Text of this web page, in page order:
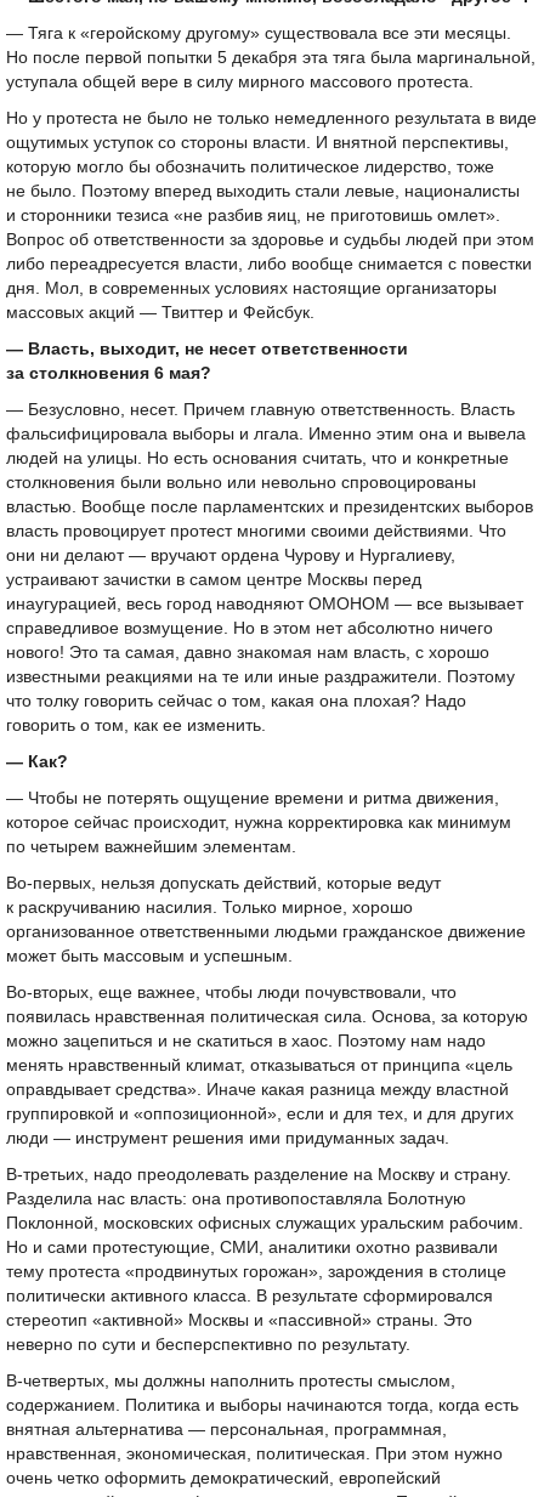
— Тяга к «геройскому другому» существовала все эти месяцы.
Но после первой попытки 5 декабря эта тяга была маргинальной,
уступала общей вере в силу мирного массового протеста.
Но у протеста не было не только немедленного результата в виде
ощутимых уступок со стороны власти. И внятной перспективы,
которую могло бы обозначить политическое лидерство, тоже
не было. Поэтому вперед выходить стали левые, националисты
и сторонники тезиса «не разбив яиц, не приготовишь омлет».
Вопрос об ответственности за здоровье и судьбы людей при этом
либо переадресуется власти, либо вообще снимается с повестки
дня. Мол, в современных условиях настоящие организаторы
массовых акций — Твиттер и Фейсбук.
— Власть, выходит, не несет ответственности
за столкновения 6 мая?
— Безусловно, несет. Причем главную ответственность. Власть
фальсифицировала выборы и лгала. Именно этим она и вывела
людей на улицы. Но есть основания считать, что и конкретные
столкновения были вольно или невольно спровоцированы
властью. Вообще после парламентских и президентских выборов
власть провоцирует протест многими своими действиями. Что
они ни делают — вручают ордена Чурову и Нургалиеву,
устраивают зачистки в самом центре Москвы перед
инаугурацией, весь город наводняют ОМОНОМ — все вызывает
справедливое возмущение. Но в этом нет абсолютно ничего
нового! Это та самая, давно знакомая нам власть, с хорошо
известными реакциями на те или иные раздражители. Поэтому
что толку говорить сейчас о том, какая она плохая? Надо
говорить о том, как ее изменить.
— Как?
— Чтобы не потерять ощущение времени и ритма движения,
которое сейчас происходит, нужна корректировка как минимум
по четырем важнейшим элементам.
Во-первых, нельзя допускать действий, которые ведут
к раскручиванию насилия. Только мирное, хорошо
организованное ответственными людьми гражданское движение
может быть массовым и успешным.
Во-вторых, еще важнее, чтобы люди почувствовали, что
появилась нравственная политическая сила. Основа, за которую
можно зацепиться и не скатиться в хаос. Поэтому нам надо
менять нравственный климат, отказываться от принципа «цель
оправдывает средства». Иначе какая разница между властной
группировкой и «оппозиционной», если и для тех, и для других
люди — инструмент решения ими придуманных задач.
В-третьих, надо преодолевать разделение на Москву и страну.
Разделила нас власть: она противопоставляла Болотную
Поклонной, московских офисных служащих уральским рабочим.
Но и сами протестующие, СМИ, аналитики охотно развивали
тему протеста «продвинутых горожан», зарождения в столице
политически активного класса. В результате сформировался
стереотип «активной» Москвы и «пассивной» страны. Это
неверно по сути и бесперспективно по результату.
В-четвертых, мы должны наполнить протесты смыслом,
содержанием. Политика и выборы начинаются тогда, когда есть
внятная альтернатива — персональная, программная,
нравственная, экономическая, политическая. При этом нужно
очень четко оформить демократический, европейский